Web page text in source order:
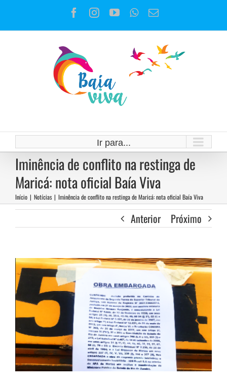
o
Facebook
Instagram
YouTubeWhatsApp
E-
Ir para...
Iminência de conflito na restinga de
Maricá: nota oficial Baía Viva
Início | Notícias | Iminência de conflito na restinga de Maricá: nota oficial Baía Viva
Anterior Próximo
View
Larger
Image